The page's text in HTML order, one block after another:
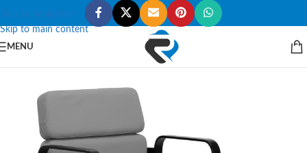
Skip to navigation
Skip to main content
MENU